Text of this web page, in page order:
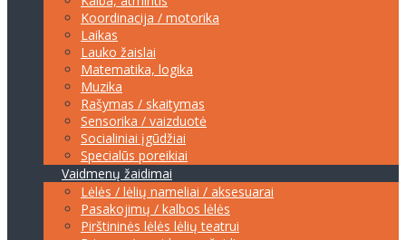
Koordinacija / motorika
Laikas
Lauko žaislai
Matematika, logika
Muzika
Rašymas / skaitymas
Sensorika / vaizduotė
Socialiniai įgūdžiai
Specialūs poreikiai
Vaidmenų žaidimai
Lėlės / lėlių nameliai / aksesuarai
Pasakojimų / kalbos lėlės
Pirštininės lėlės lėlių teatrui